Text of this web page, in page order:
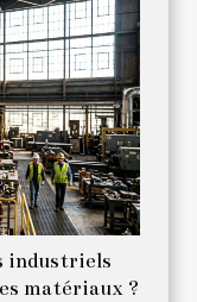
industriels
matériaux ?